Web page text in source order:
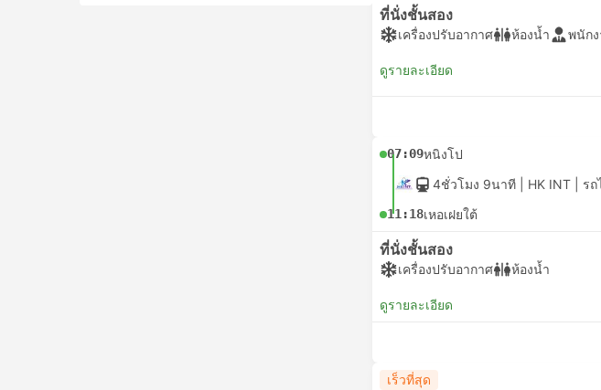
ที่นั่งชั้นสอง
เครื่องปรับอากาศ ห้องน้ำ พนัก
ดูรายละเอียด
07:09หนิงโป
4ชั่วโมง 9นาที | HK INT ร
11:18เหอเฝยใต้
ที่นั่งชั้นสอง
เครื่องปรับอากาศ ห้องน้ำ
ดูรายละเอียด
เร็วที่สุด